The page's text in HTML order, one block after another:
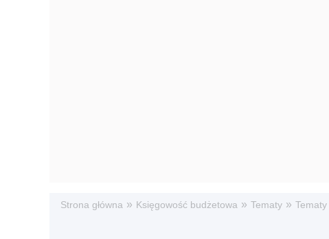
Strona główna » Księgowość budżetowa » Tematy » Tematy